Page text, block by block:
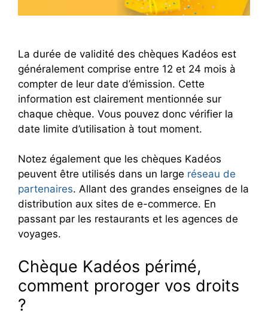
La durée de validité des chèques Kadéos est
généralement comprise entre 12 et 24 mois à
compter de leur date d’émission. Cette
information est clairement mentionnée sur
chaque chèque. Vous pouvez donc vérifier la
date limite d’utilisation à tout moment.
Notez également que les chèques Kadéos
peuvent être utilisés dans un large réseau de
partenaires. Allant des grandes enseignes de la
distribution aux sites de e-commerce. En
passant par les restaurants et les agences de
voyages.
Chèque Kadéos périmé,
comment proroger vos droits
?